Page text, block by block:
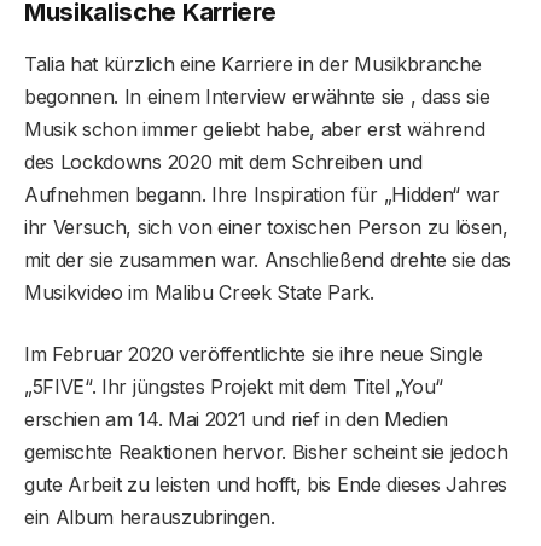
Musikalische Karriere
Talia hat kürzlich eine Karriere in der Musikbranche
begonnen. In einem Interview erwähnte sie , dass sie
Musik schon immer geliebt habe, aber erst während
des Lockdowns 2020 mit dem Schreiben und
Aufnehmen begann. Ihre Inspiration für „Hidden“ war
ihr Versuch, sich von einer toxischen Person zu lösen,
mit der sie zusammen war. Anschließend drehte sie das
Musikvideo im Malibu Creek State Park.
Im Februar 2020 veröffentlichte sie ihre neue Single
„5FIVE“. Ihr jüngstes Projekt mit dem Titel „You“
erschien am 14. Mai 2021 und rief in den Medien
gemischte Reaktionen hervor. Bisher scheint sie jedoch
gute Arbeit zu leisten und hofft, bis Ende dieses Jahres
ein Album herauszubringen.